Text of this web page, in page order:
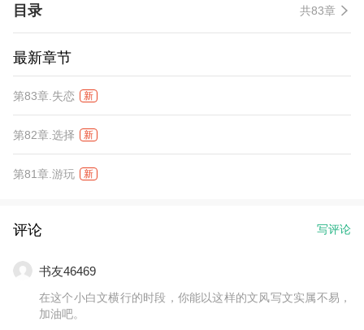
目录 共83章
最新章节
第83章.失恋 新
第82章.选择 新
第81章.游玩 新
评论 写评论
书友46469
在这个小白文横行的时段，你能以这样的文风写文实属不易，
加油吧。